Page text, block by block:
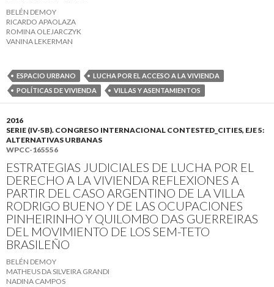
BELÉN DEMOY
RICARDO APAOLAZA
ROMINA OLEJARCZYK
VANINA LEKERMAN
ESPACIO URBANO
LUCHA POR EL ACCESO A LA VIVIENDA
POLÍTICAS DE VIVIENDA
VILLAS Y ASENTAMIENTOS
2016
SERIE (IV-5B). CONGRESO INTERNACIONAL CONTESTED_CITIES, EJE 5:
ALTERNATIVAS URBANAS
WPCC-165556
ESTRATEGIAS JUDICIALES DE LUCHA POR EL
DERECHO A LA VIVIENDA REFLEXIONES A
PARTIR DEL CASO ARGENTINO DE LA VILLA
RODRIGO BUENO Y DE LAS OCUPACIONES
PINHEIRINHO Y QUILOMBO DAS GUERREIRAS
DEL MOVIMIENTO DE LOS SEM-TETO
BRASILEÑO
BELÉN DEMOY
MATHEUS DA SILVEIRA GRANDI
NADINA CAMPOS